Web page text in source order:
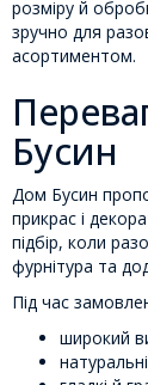
розміру й
зручно для
асортиментом.
Бусин
Дом Бусин
прикрас і
підбір, коли
фурнітура та
Під час
широкий